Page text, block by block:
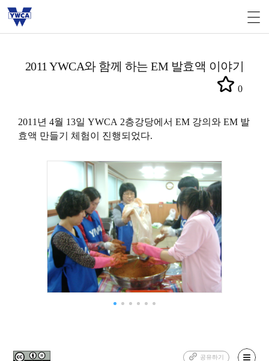
2011 YWCA와 함께 하는 EM 발효액 이야기
0
2011년 4월 13일 YWCA 2층강당에서 EM 강의와 EM 발
효액 만들기 체험이 진행되었다.
공유하기